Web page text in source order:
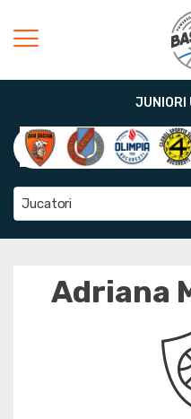
JUNIORI
Jucatori
Adriana